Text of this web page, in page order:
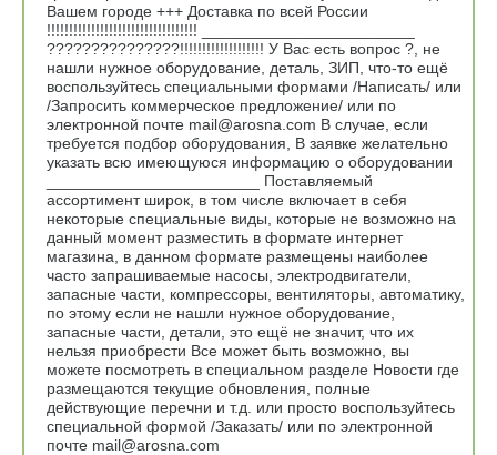
Вашем городе +++ Доставка по всей России
!!!!!!!!!!!!!!!!!!!!!!!!!!!!!!!!!! ________________________
???????????????!!!!!!!!!!!!!!!!!!! У Вас есть вопрос ?, не
нашли нужное оборудование, деталь, ЗИП, что-то ещё
воспользуйтесь специальными формами /Написать/ или
/Запросить коммерческое предложение/ или по
электронной почте mail@arosna.com В случае, если
требуется подбор оборудования, В заявке желательно
указать всю имеющуюся информацию о оборудовании
________________________ Поставляемый
ассортимент широк, в том числе включает в себя
некоторые специальные виды, которые не возможно на
данный момент разместить в формате интернет
магазина, в данном формате размещены наиболее
часто запрашиваемые насосы, электродвигатели,
запасные части, компрессоры, вентиляторы, автоматику,
по этому если не нашли нужное оборудование,
запасные части, детали, это ещё не значит, что их
нельзя приобрести Все может быть возможно, вы
можете посмотреть в специальном разделе Новости где
размещаются текущие обновления, полные
действующие перечни и т.д. или просто воспользуйтесь
специальной формой /Заказать/ или по электронной
почте mail@arosna.com